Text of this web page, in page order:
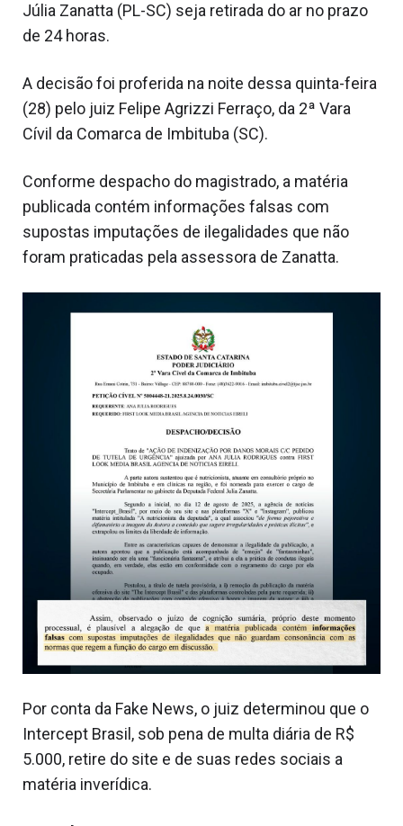
Júlia Zanatta (PL-SC) seja retirada do ar no prazo
de 24 horas.
A decisão foi proferida na noite dessa quinta-feira
(28) pelo juiz Felipe Agrizzi Ferraço, da 2ª Vara
Cívil da Comarca de Imbituba (SC).
Conforme despacho do magistrado, a matéria
publicada contém informações falsas com
supostas imputações de ilegalidades que não
foram praticadas pela assessora de Zanatta.
Por conta da Fake News, o juiz determinou que o
Intercept Brasil, sob pena de multa diária de R$
5.000, retire do site e de suas redes sociais a
matéria inverídica.